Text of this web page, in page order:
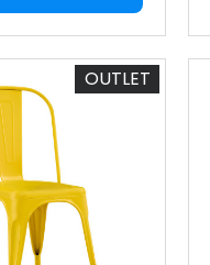
OUTLET